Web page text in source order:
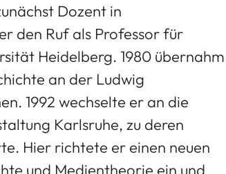
Dozent in
den Ruf als Professor für
Heidelberg. 1980 übernahm
an der Ludwig
1992 wechselte er an die
Karlsruhe, zu deren
Hier richtete er einen neuen
und Medientheorie ein und